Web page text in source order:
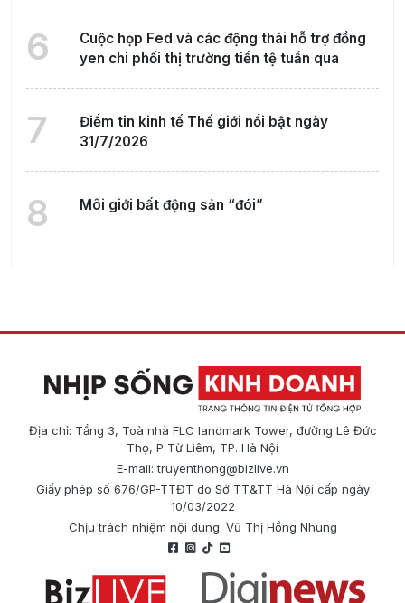
6
Cuộc họp Fed và các động thái hỗ trợ đồng
yen chi phối thị trường tiền tệ tuần qua
7
Điểm tin kinh tế Thế giới nổi bật ngày
31/7/2026
8 Môi giới bất động sản “đói”
Địa chỉ: Tầng 3, Toà nhà FLC landmark Tower, đường Lê Đức
Thọ, P Từ Liêm, TP. Hà Nội
E-mail:truyenthong@bizlive.vn
Giấy phép số 676/GP-TTĐT do Sở TT&TT Hà Nội cấp ngày
10/03/2022
Chịu trách nhiệm nội dung: Vũ Thị Hồng Nhung